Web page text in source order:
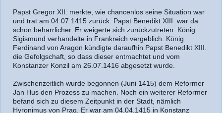
Papst Gregor XII. merkte, wie chancenlos seine Situation war
und trat am 04.07.1415 zurück. Papst Benedikt XIII. war da
schon beharrlicher. Er weigerte sich zurückzutreten. König
Sigismund verhandelte in Frankreich vergeblich. König
Ferdinand von Aragon kündigte daraufhin Papst Benedikt XIII.
die Gefolgschaft, so dass dieser entmachtet und vom
Konstanzer Konzil am 26.07.1416 abgesetzt wurde.
Zwischenzeitlich wurde begonnen (Juni 1415) dem Reformer
Jan Hus den Prozess zu machen. Noch ein weiterer Reformer
befand sich zu diesem Zeitpunkt in der Stadt, nämlich
Hyronimus von Prag. Er war am 04.04.1415 in Konstanz